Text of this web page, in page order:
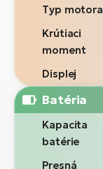
Typ motora
Krútiaci
moment
Displej
Batéria
Kapacita
batérie
Presná